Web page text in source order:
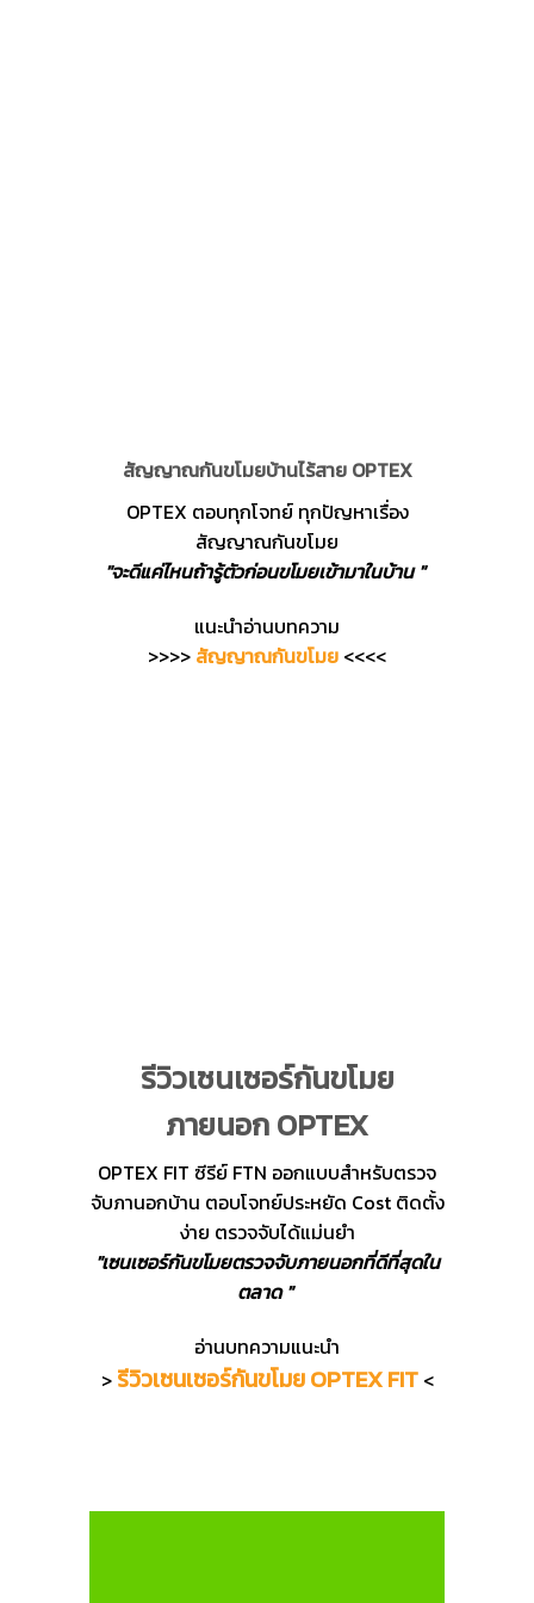
สัญญาณกันขโมยบ้านไร้สาย OPTEX
OPTEX ตอบทุกโจทย์ ทุกปัญหาเรื่อง
สัญญาณกันขโมย
"จะดีแค่ไหนถ้ารู้ตัวก่อนขโมยเข้ามาในบ้าน "
แนะนำอ่านบทความ
>>>> สัญญาณกันขโมย <<<<
รีวิวเซนเซอร์กันขโมย
ภายนอก OPTEX
OPTEX FIT ซีรีย์ FTN ออกแบบสำหรับตรวจ
จับภานอกบ้าน ตอบโจทย์ประหยัด Cost ติดตั้ง
ง่าย ตรวจจับได้แม่นยำ
"เซนเซอร์กันขโมยตรวจจับภายนอกที่ดีที่สุดใน
ตลาด "
อ่านบทความแนะนำ
>รีวิวเซนเซอร์กันขโมย OPTEX FIT<